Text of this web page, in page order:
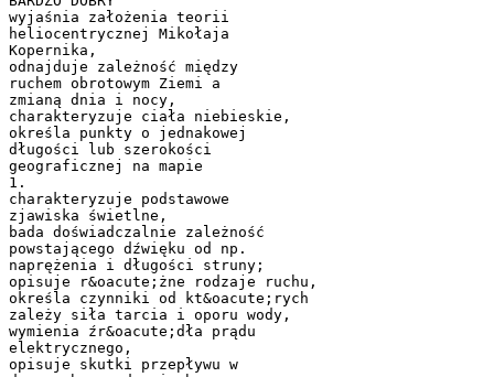
wyjaśnia założenia teorii
heliocentrycznej Mikołaja
Kopernika,
odnajduje zależność między
ruchem obrotowym Ziemi a
zmianą dnia i nocy,
charakteryzuje ciała niebieskie,
określa punkty o jednakowej
długości lub szerokości
geograficznej na mapie
1.
charakteryzuje podstawowe
zjawiska świetlne,
bada doświadczalnie zależność
powstającego dźwięku od np.
naprężenia i długości struny;
opisuje r&oacute;żne rodzaje ruchu,
określa czynniki od kt&oacute;rych
zależy siła tarcia i oporu wody,
wymienia źr&oacute;dła prądu
elektrycznego,
opisuje skutki przepływu w